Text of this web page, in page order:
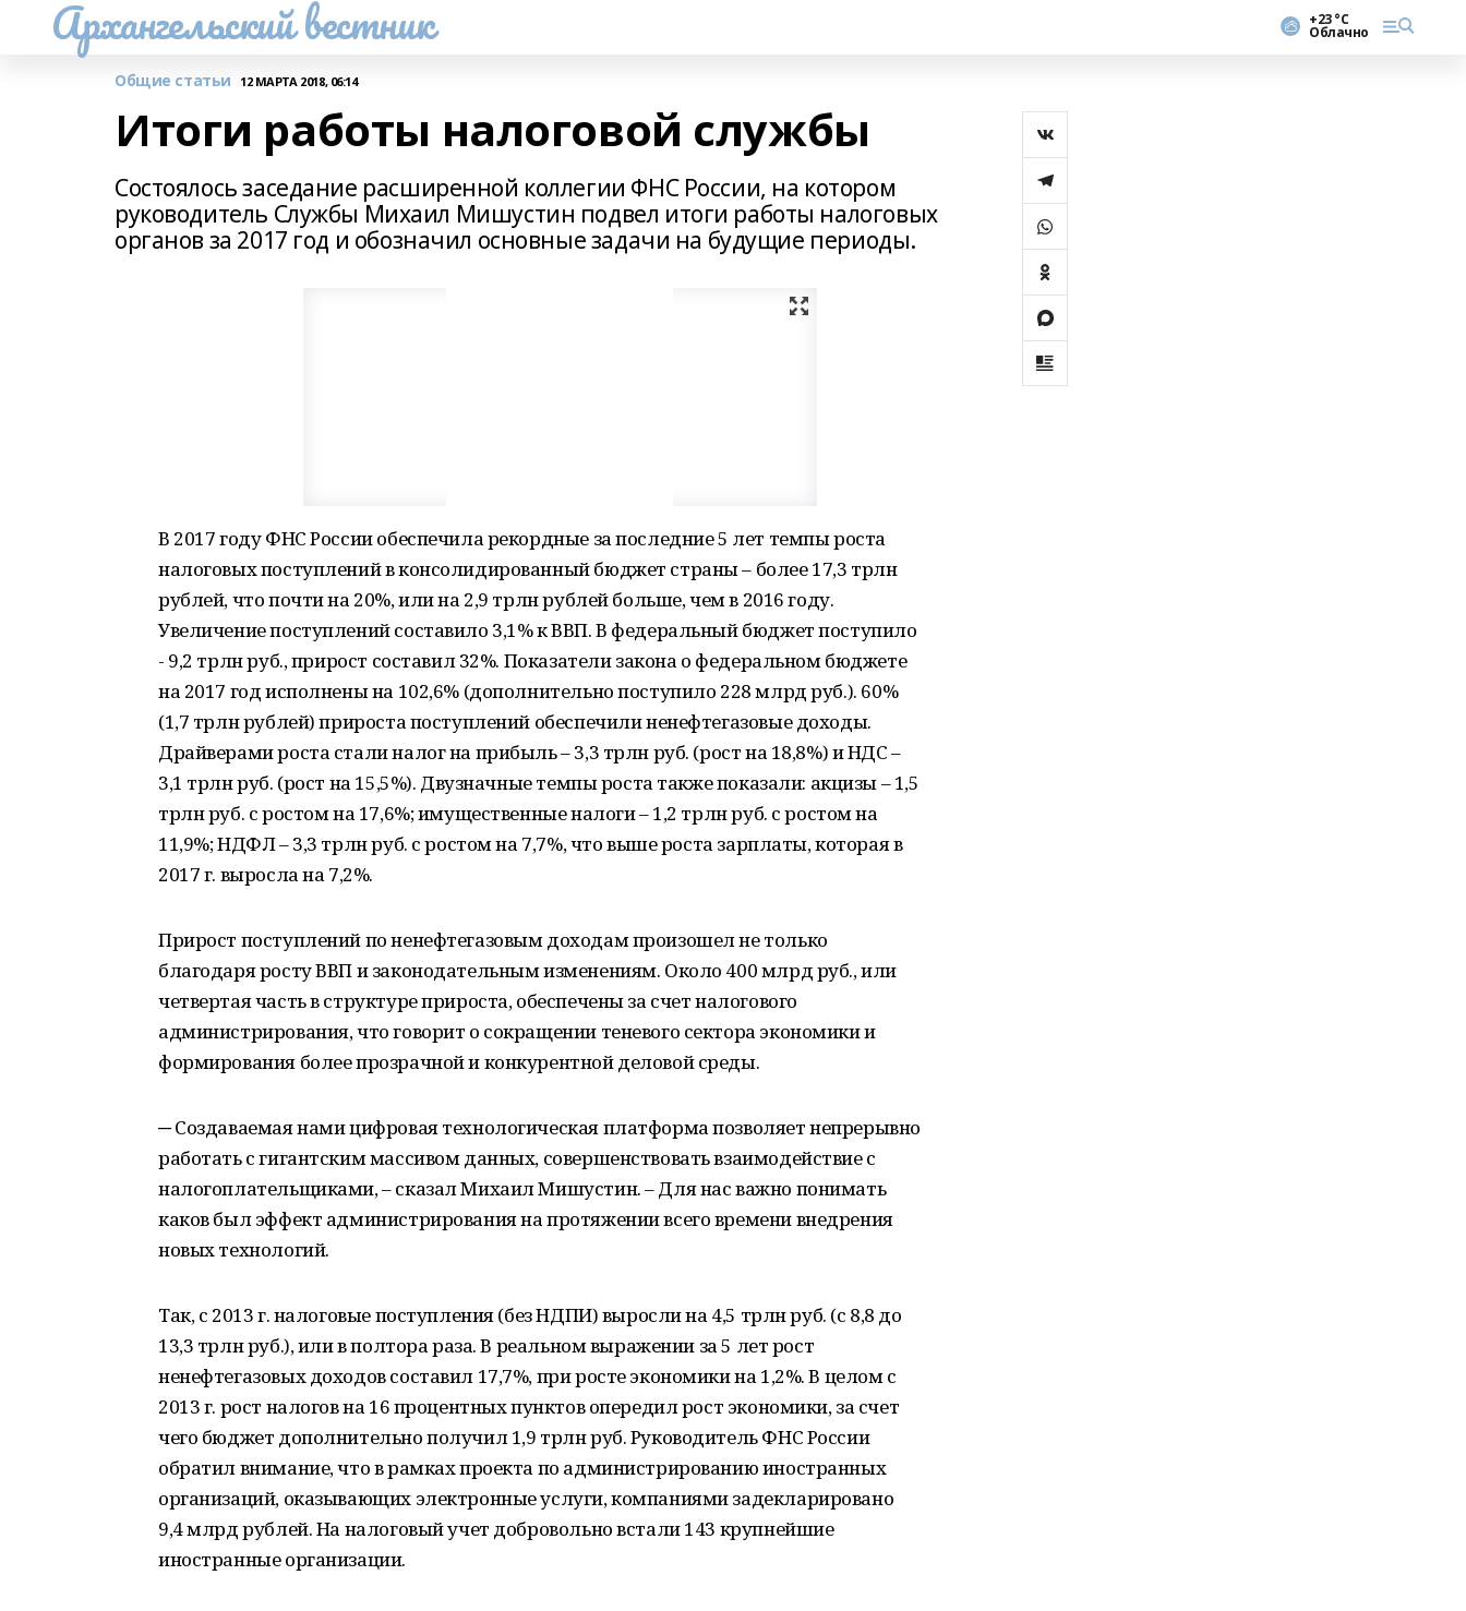
Архангельский вестник +23 °С
Облачно
Общие статьи 12 МАРТА 2018, 06:14
Итоги работы налоговой службы
Состоялось заседание расширенной коллегии ФНС России, на котором
руководитель Службы Михаил Мишустин подвел итоги работы налоговых
органов за 2017 год и обозначил основные задачи на будущие периоды.
В 2017 году ФНС России обеспечила рекордные за последние 5 лет темпы роста
налоговых поступлений в консолидированный бюджет страны – более 17,3 трлн
рублей, что почти на 20%, или на 2,9 трлн рублей больше, чем в 2016 году.
Увеличение поступлений составило 3,1% к ВВП. В федеральный бюджет поступило
- 9,2 трлн руб., прирост составил 32%. Показатели закона о федеральном бюджете
на 2017 год исполнены на 102,6% (дополнительно поступило 228 млрд руб.). 60%
(1,7 трлн рублей) прироста поступлений обеспечили ненефтегазовые доходы.
Драйверами роста стали налог на прибыль – 3,3 трлн руб. (рост на 18,8%) и НДС –
3,1 трлн руб. (рост на 15,5%). Двузначные темпы роста также показали: акцизы – 1,5
трлн руб. с ростом на 17,6%; имущественные налоги – 1,2 трлн руб. с ростом на
11,9%; НДФЛ – 3,3 трлн руб. с ростом на 7,7%, что выше роста зарплаты, которая в
2017 г. выросла на 7,2%.
Прирост поступлений по ненефтегазовым доходам произошел не только
благодаря росту ВВП и законодательным изменениям. Около 400 млрд руб., или
четвертая часть в структуре прироста, обеспечены за счет налогового
администрирования, что говорит о сокращении теневого сектора экономики и
формирования более прозрачной и конкурентной деловой среды.
─ Создаваемая нами цифровая технологическая платформа позволяет непрерывно
работать с гигантским массивом данных, совершенствовать взаимодействие с
налогоплательщиками, – сказал Михаил Мишустин. – Для нас важно понимать
каков был эффект администрирования на протяжении всего времени внедрения
новых технологий.
Так, с 2013 г. налоговые поступления (без НДПИ) выросли на 4,5 трлн руб. (с 8,8 до
13,3 трлн руб.), или в полтора раза. В реальном выражении за 5 лет рост
ненефтегазовых доходов составил 17,7%, при росте экономики на 1,2%. В целом с
2013 г. рост налогов на 16 процентных пунктов опередил рост экономики, за счет
чего бюджет дополнительно получил 1,9 трлн руб. Руководитель ФНС России
обратил внимание, что в рамках проекта по администрированию иностранных
организаций, оказывающих электронные услуги, компаниями задекларировано
9,4 млрд рублей. На налоговый учет добровольно встали 143 крупнейшие
иностранные организации.